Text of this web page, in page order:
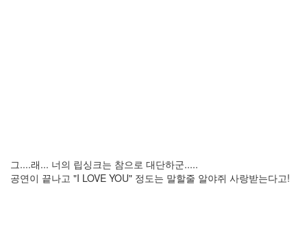
그....래... 너의 립싱크는 참으로 대단하군.....
공연이 끝나고 "I LOVE YOU" 정도는 말할줄 알야쥐 사랑받는다고!